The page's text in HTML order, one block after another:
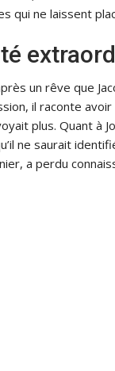
qui ne laissent
un rêve que
il raconte
plus. Quant à
ne saurait
a perdu